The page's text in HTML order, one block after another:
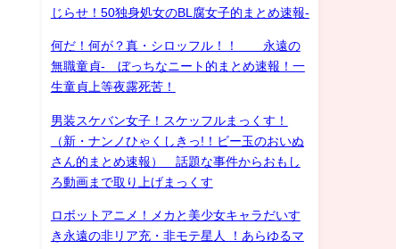
じらせ！50独身処女のBL腐女子的まとめ速報-
何だ！何が？真・シロッフル！！ 永遠の
無職童貞- ぼっちなニート的まとめ速報！一
生童貞上等夜露死苦！
男装スケバン女子！スケッフルまっくす！
（新・ナンノひゃくしきっ!！ビー玉のおいぬ
さん的まとめ速報） 話題な事件からおもし
ろ動画まで取り上げまっくす
ロボットアニメ！メカと美少女キャラだいす
き永遠の非リア充・非モテ星人 ！あらゆるマ